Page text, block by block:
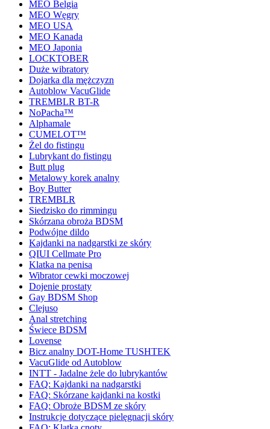
MEO Belgia
MEO Węgry
MEO USA
MEO Kanada
MEO Japonia
LOCKTOBER
Duże wibratory
Dojarka dla mężczyzn
Autoblow VacuGlide
TREMBLR BT-R
NoPacha™
Alphamale
CUMELOT™
Żel do fistingu
Lubrykant do fistingu
Butt plug
Metalowy korek analny
Boy Butter
TREMBLR
Siedzisko do rimmingu
Skórzana obroża BDSM
Podwójne dildo
Kajdanki na nadgarstki ze skóry
QIUI Cellmate Pro
Klatka na penisa
Wibrator cewki moczowej
Dojenie prostaty
Gay BDSM Shop
Clejuso
Anal stretching
Świece BDSM
Lovense
Bicz analny DOT-Home TUSHTEK
VacuGlide od Autoblow
INTT - Jadalne żele do lubrykantów
FAQ: Kajdanki na nadgarstki
FAQ: Skórzane kajdanki na kostki
FAQ: Obroże BDSM ze skóry
Instrukcje dotyczące pielęgnacji skóry